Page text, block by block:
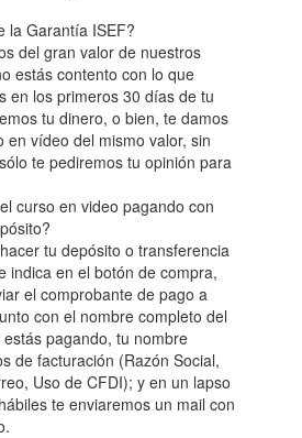
la Garantía ISEF?
del gran valor de nuestros
estás contento con lo que
en los primeros 30 días de tu
tu dinero, o bien, te damos
en vídeo del mismo valor, sin
te pediremos tu opinión para
curso en video pagando con
tu depósito o transferencia
indica en el botón de compra,
el comprobante de pago a
con el nombre completo del
pagando, tu nombre
de facturación (Razón Social,
Uso de CFDI); y en un lapso
te enviaremos un mail con